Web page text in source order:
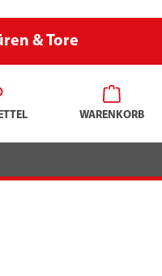
& Tore
WARENKORB